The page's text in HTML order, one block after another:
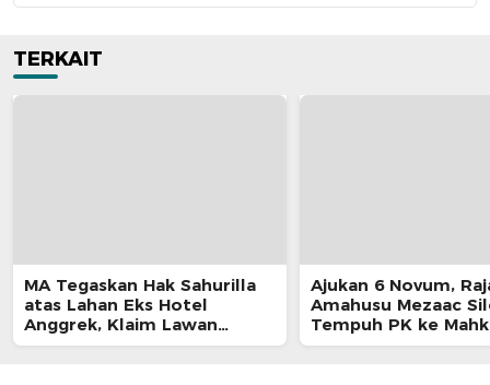
TERKAIT
MA Tegaskan Hak Sahurilla
atas Lahan Eks Hotel
Anggrek, Klaim Lawan
Terpatahkan hingga Kasasi
Ajukan 6 Novum,
Amahusu Mezaac
Tempuh PK ke
Agung